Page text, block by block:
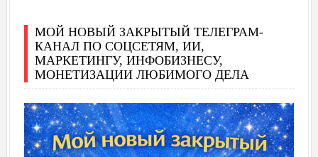
МОЙ НОВЫЙ ЗАКРЫТЫЙ ТЕЛЕГРАМ-
КАНАЛ ПО СОЦСЕТЯМ, ИИ,
МАРКЕТИНГУ, ИНФОБИЗНЕСУ,
МОНЕТИЗАЦИИ ЛЮБИМОГО ДЕЛА